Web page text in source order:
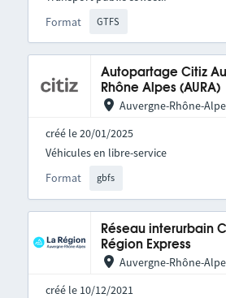
Format GTFS
Autopartage Citiz
Rhône Alpes (AURA)
Auvergne-Rhône-
créé le 20/01/2025
Format gbfs
Véhicules en libre-service
Réseau interurbain
Région Express
Auvergne-Rhône-
créé le 10/12/2021